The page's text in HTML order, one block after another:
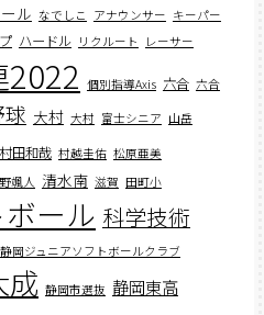
ル なでしこ アナウンサー キーパー
ハードル リクルート レーサー
個別指導Axis 六合 六合
大村 大村 富士シニア 山岳
村田和哉 村越圭佑 松原亜美
颯人 清水南 滋賀 田町小
ール 科学技術
静岡ジュニアソフトボールクラブ
成 静岡市選抜 静岡東高